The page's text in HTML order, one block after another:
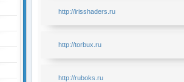
http://irisshaders.ru
http://torbux.ru
http://ruboks.ru